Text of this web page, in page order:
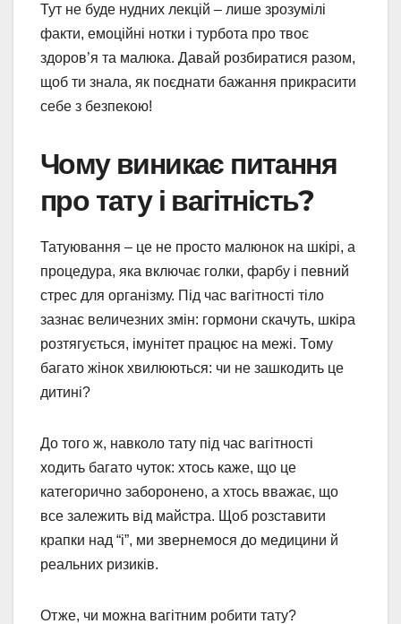
Тут не буде нудних лекцій – лише зрозумілі
факти, емоційні нотки і турбота про твоє
здоров’я та малюка. Давай розбиратися разом,
щоб ти знала, як поєднати бажання прикрасити
себе з безпекою!
Чому виникає питання
про тату і вагітність?
Татуювання – це не просто малюнок на шкірі, а
процедура, яка включає голки, фарбу і певний
стрес для організму. Під час вагітності тіло
зазнає величезних змін: гормони скачуть, шкіра
розтягується, імунітет працює на межі. Тому
багато жінок хвилюються: чи не зашкодить це
дитині?
До того ж, навколо тату під час вагітності
ходить багато чуток: хтось каже, що це
категорично заборонено, а хтось вважає, що
все залежить від майстра. Щоб розставити
крапки над “і”, ми звернемося до медицини й
реальних ризиків.
Отже, чи можна вагітним робити тату?